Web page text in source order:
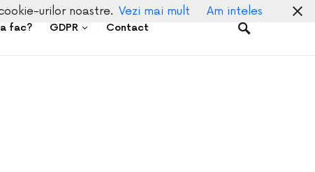
fac? GDPR Contact
urilor noastre. Vezi mai mult Am inteles